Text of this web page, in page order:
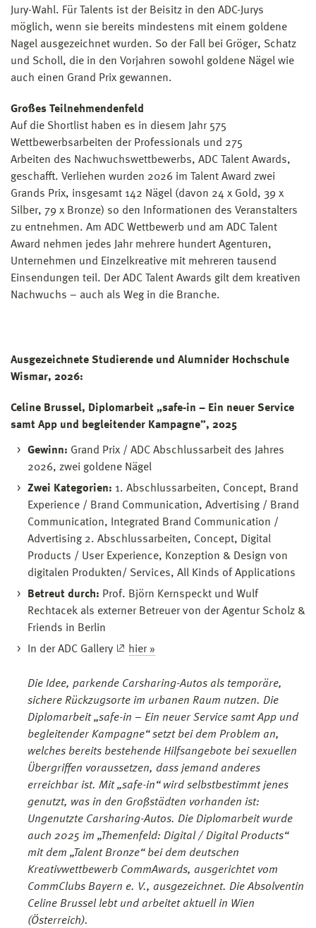
Jury-Wahl. Für Talents ist der Beisitz in den ADC-Jurys
möglich, wenn sie bereits mindestens mit einem goldene
Nagel ausgezeichnet wurden. So der Fall bei Gröger, Schatz
und Scholl, die in den Vorjahren sowohl goldene Nägel wie
auch einen Grand Prix gewannen.
Großes Teilnehmendenfeld
Auf die Shortlist haben es in diesem Jahr 575
Wettbewerbsarbeiten der Professionals und 275
Arbeiten des Nachwuchswettbewerbs, ADC Talent Awards,
geschafft. Verliehen wurden 2026 im Talent Award zwei
Grands Prix, insgesamt 142 Nägel (davon 24 x Gold, 39 x
Silber, 79 x Bronze) so den Informationen des Veranstalters
zu entnehmen. Am ADC Wettbewerb und am ADC Talent
Award nehmen jedes Jahr mehrere hundert Agenturen,
Unternehmen und Einzelkreative mit mehreren tausend
Einsendungen teil. Der ADC Talent Awards gilt dem kreativen
Nachwuchs – auch als Weg in die Branche.
Ausgezeichnete Studierende und Alumnider Hochschule
Wismar, 2026:
Celine Brussel, Diplomarbeit „safe-in – Ein neuer Service
samt App und begleitender Kampagne”, 2025
Gewinn: Grand Prix / ADC Abschlussarbeit des Jahres
2026, zwei goldene Nägel
Zwei Kategorien: 1. Abschlussarbeiten, Concept, Brand
Experience / Brand Communication, Advertising / Brand
Communication, Integrated Brand Communication /
Advertising 2. Abschlussarbeiten, Concept, Digital
Products / User Experience, Konzeption & Design von
digitalen Produkten/ Services, All Kinds of Applications
Betreut durch: Prof. Björn Kernspeckt und Wulf
Rechtacek als externer Betreuer von der Agentur Scholz &
Friends in Berlin
In der ADC Gallery
hier »
Die Idee, parkende Carsharing-Autos als temporäre,
sichere Rückzugsorte im urbanen Raum nutzen. Die
Diplomarbeit „safe-in – Ein neuer Service samt App und
begleitender Kampagne“ setzt bei dem Problem an,
welches bereits bestehende Hilfsangebote bei sexuellen
Übergriffen voraussetzen, dass jemand anderes
erreichbar ist. Mit „safe-in“ wird selbstbestimmt jenes
genutzt, was in den Großstädten vorhanden ist:
Ungenutzte Carsharing-Autos. Die Diplomarbeit wurde
auch 2025 im „Themenfeld: Digital / Digital Products“
mit dem „Talent Bronze“ bei dem deutschen
Kreativwettbewerb CommAwards, ausgerichtet vom
CommClubs Bayern e. V., ausgezeichnet. Die Absolventin
Celine Brussel lebt und arbeitet aktuell in Wien
(Österreich).